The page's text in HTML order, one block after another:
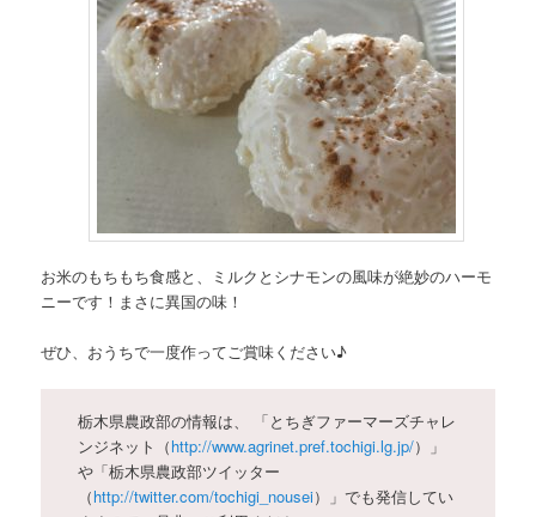
お米のもちもち食感と、ミルクとシナモンの風味が絶妙のハーモ
ニーです！まさに異国の味！
ぜひ、おうちで一度作ってご賞味ください♪
栃木県農政部の情報は、 「とちぎファーマーズチャレ
ンジネット（http://www.agrinet.pref.tochigi.lg.jp/）」
や「栃木県農政部ツイッター
（http://twitter.com/tochigi_nousei）」でも発信してい